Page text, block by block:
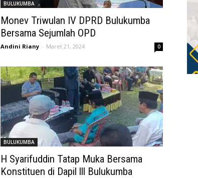
BULUKUMBA
Monev Triwulan IV DPRD Bulukumba
Bersama Sejumlah OPD
Andini Riany - Maret 21, 2024 0
BULUKUMBA
H Syarifuddin Tatap Muka Bersama
Konstituen di Dapil lll Bulukumba